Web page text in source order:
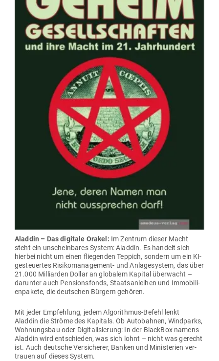
Aladdin – Das digitale Orakel: Im Zentrum dieser Macht
steht ein unschein­bares System: Aladdin. Es handelt sich
hierbei nicht um einen flie­genden Teppich, sondern um ein KI-
gesteu­ertes Risi­ko­ma­nagement- und Anla­ge­system, das über
21.000 Mil­li­arden Dollar an glo­balem Kapital über­wacht –
dar­unter auch Pen­si­ons­fonds, Staats­an­leihen und Immo­bi­li­
en­pakete, die deut­schen Bürgern gehören.
Mit jeder Emp­fehlung, jedem Algo­rithmus-Befehl lenkt
Aladdin die Ströme des Kapitals. Ob Auto­bahnen, Wind­parks,
Woh­nungsbau oder Digi­ta­li­sierung: In der BlackBox namens
Aladdin wird ent­schieden, was sich lohnt – nicht was gerecht
ist. Auch deutsche Ver­si­cherer, Banken und Minis­terien ver­
trauen auf dieses System.